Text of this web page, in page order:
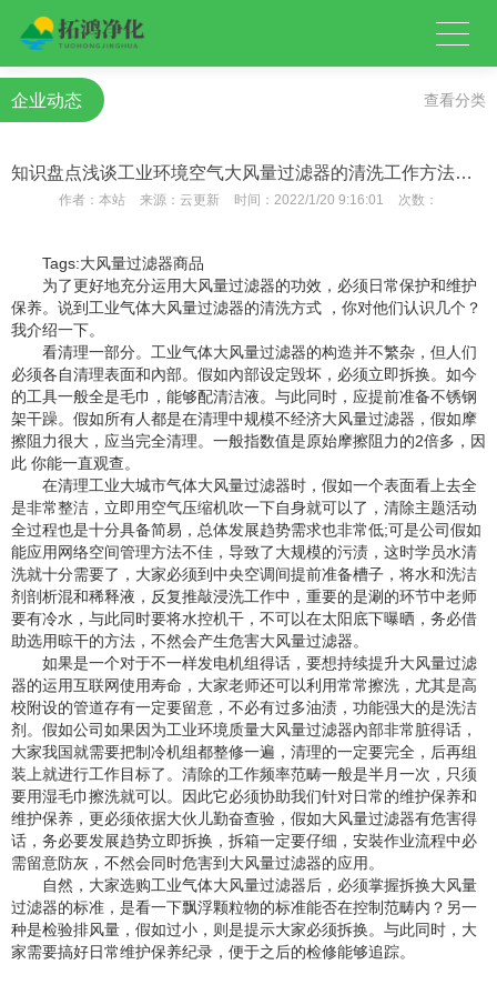
企业动态 查看分类
知识盘点浅谈工业环境空气大风量过滤器的清洗工作方法是什么？
作者： 本站 来源： 云更新 时间： 2022/1/20 9:16:01 次数：
Tags:大风量过滤器商品
为了更好地充分运用大风量过滤器的功效，必须日常保护和维护
保养。说到工业气体大风量过滤器的清洗方式 ，你对他们认识几个？
我介绍一下。
看清理一部分。工业气体大风量过滤器的构造并不繁杂，但人们
必须各自清理表面和內部。假如內部设定毁坏，必须立即拆换。如今
的工具一般全是毛巾，能够配清洁液。与此同时，应提前准备不锈钢
架干躁。假如所有人都是在清理中规模不经济大风量过滤器，假如摩
擦阻力很大，应当完全清理。一般指数值是原始摩擦阻力的2倍多，因
此 你能一直观查。
在清理工业大城市气体大风量过滤器时，假如一个表面看上去全
是非常整洁，立即用空气压缩机吹一下自身就可以了，清除主题活动
全过程也是十分具备简易，总体发展趋势需求也非常低;可是公司假如
能应用网络空间管理方法不佳，导致了大规模的污渍，这时学员水清
洗就十分需要了，大家必须到中央空调间提前准备槽子，将水和洗洁
剂剖析混和稀释液，反复推敲浸洗工作中，重要的是涮的环节中老师
要有冷水，与此同时要将水控机干，不可以在太阳底下曝晒，务必借
助选用晾干的方法，不然会产生危害大风量过滤器。
如果是一个对于不一样发电机组得话，要想持续提升大风量过滤
器的运用互联网使用寿命，大家老师还可以利用常常擦洗，尤其是高
校附设的管道存有一定要留意，不必有过多油渍，功能强大的是洗洁
剂。假如公司如果因为工业环境质量大风量过滤器內部非常脏得话，
大家我国就需要把制冷机组都整修一遍，清理的一定要完全，后再组
装上就进行工作目标了。清除的工作频率范畴一般是半月一次，只须
要用湿毛巾擦洗就可以。因此它必须协助我们针对日常的维护保养和
维护保养，更必须依据大伙儿勤奋查验，假如大风量过滤器有危害得
话，务必要发展趋势立即拆换，拆箱一定要仔细，安裝作业流程中必
需留意防灰，不然会同时危害到大风量过滤器的应用。
自然，大家选购工业气体大风量过滤器后，必须掌握拆换大风量
过滤器的标准，是看一下飘浮颗粒物的标准能否在控制范畴内？另一
种是检验排风量，假如过小，则是提示大家必须拆换。与此同时，大
家需要搞好日常维护保养纪录，便于之后的检修能够追踪。